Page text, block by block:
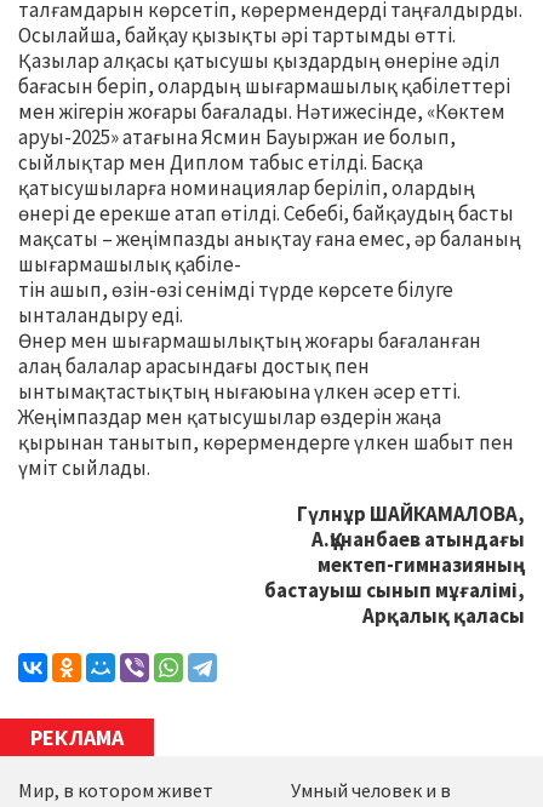
талғамдарын көрсетіп, көрермендерді таңғалдырды.
Осылайша, байқау қызықты әрі тартымды өтті.
Қазылар алқасы қатысушы қыздардың өнеріне әділ
бағасын беріп, олардың шығармашылық қабілеттері
мен жігерін жоғары бағалады. Нәтижесінде, «Көктем
аруы-2025» атағына Ясмин Бауыржан ие болып,
сыйлықтар мен Диплом табыс етілді. Басқа
қатысушыларға номинациялар беріліп, олардың
өнері де ерекше атап өтілді. Себебі, байқаудың басты
мақсаты – жеңімпазды анықтау ғана емес, әр баланың
шығармашылық қабіле-
тін ашып, өзін-өзі сенімді түрде көрсете білуге
ынталандыру еді.
Өнер мен шығармашылықтың жоғары бағаланған
алаң балалар арасындағы достық пен
ынтымақтастықтың нығаюына үлкен әсер етті.
Жеңімпаздар мен қатысушылар өздерін жаңа
қырынан танытып, көрермендерге үлкен шабыт пен
үміт сыйлады.
Гүлнұр ШАЙКАМАЛОВА,
А.Құнанбаев атындағы
мектеп-гимназияның
бастауыш сынып мұғалімі,
Арқалық қаласы
РЕКЛАМА
Мир, в котором живет
Умный человек и в